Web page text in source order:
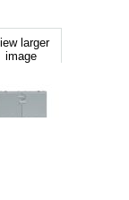
larger
image